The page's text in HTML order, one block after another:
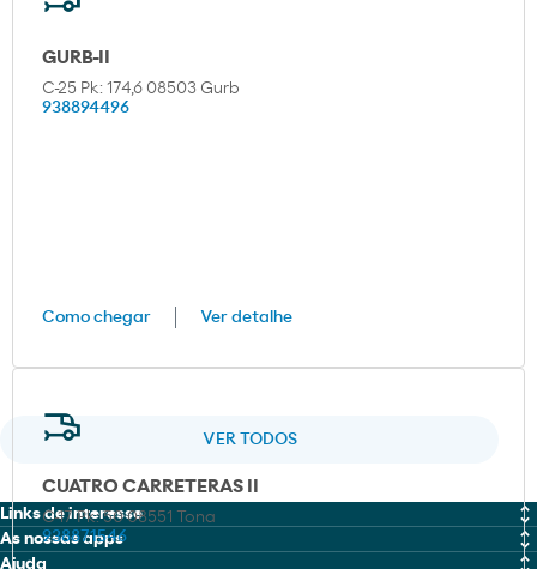
VER TODOS
GURB-II
C-25 Pk: 174,6 08503 Gurb
938894496
Como chegar Ver detalhe
CUATRO CARRETERAS II
C-17 Pk: 50 08551 Tona
938871546
Links de interesse
MOEVE PRO
As nossas apps
Ajuda